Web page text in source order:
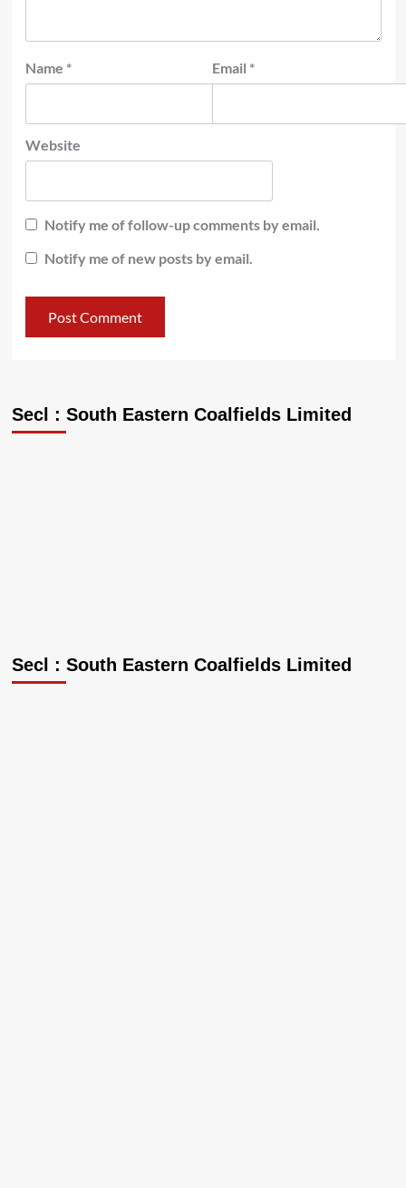
Name * Email *
Website
Notify me of follow-up comments by email.
Notify me of new posts by email.
Secl : South Eastern Coalfields Limited
Secl : South Eastern Coalfields Limited